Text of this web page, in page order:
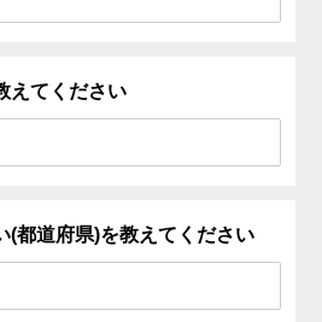
えてください
(都道府県)を教えてください